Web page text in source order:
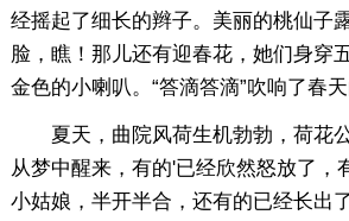
经摇起了细长的辫子。美丽的桃仙子
脸，瞧！那儿还有迎春花，她们身穿
金色的小喇叭。“答滴答滴”吹响了春天
夏天，曲院风荷生机勃勃，荷花
从梦中醒来，有的'已经欣然怒放了，
小姑娘，半开半合，还有的已经长出